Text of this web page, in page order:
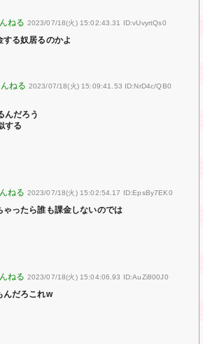
2023/07/18(火) 15:02:43.31 ID:vUvyrtQs0
する奴居るのかよ
2023/07/18(火) 15:09:41.53 ID:NrD4c/QB0
んだろう
する
2023/07/18(火) 15:02:54.17 ID:EpsBy7EK0
ったら誰も課金しないのでは
2023/07/18(火) 15:04:06.93 ID:AuZi800J0
んだろこれw